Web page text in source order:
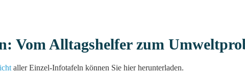
Vom Alltagshelfer zum
aller Einzel-Infotafeln können Sie hier herunterladen.